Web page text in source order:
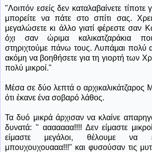
"Λοιπόν εσείς δεν καταλαβαίνετε τίποτε
μπορείτε να πάτε στο σπίτι σας.
μεγαλώσετε κι άλλο γιατί φέρεστε σαν
όχι σαν ώριμα καλικατζαράκια
στηριχτούμε πάνω τους. Λυπάμαι πολύ
ακόμη να βοηθήσετε για τη γιορτή των
πολύ μικροί."
Μέσα σε δύο λεπτά ο αρχικαλικάτζαρος
ότι έκανε ένα σοβαρό λάθος.
Τα δυό μικρά άρχισαν να κλαίνε
δυνατά: " ααααααα!!!! Δεν είμαστε
είμαστε μεγάλοι, θέλουμε να
μπουχουχουααα!!!" και φυσούσαν τις